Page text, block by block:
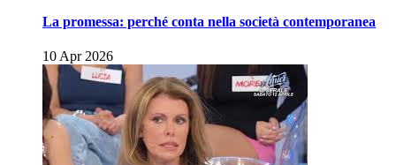
La promessa: perché conta nella società contemporanea
10 Apr 2026